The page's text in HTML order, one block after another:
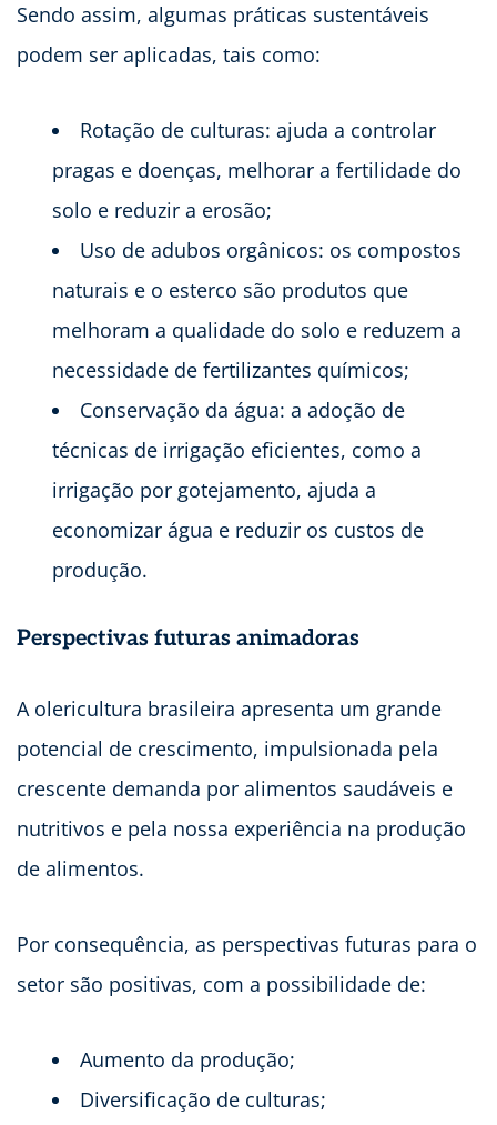
Sendo assim, algumas práticas sustentáveis
podem ser aplicadas, tais como:
Rotação de culturas: ajuda a controlar
pragas e doenças, melhorar a fertilidade do
solo e reduzir a erosão;
Uso de adubos orgânicos: os compostos
naturais e o esterco são produtos que
melhoram a qualidade do solo e reduzem a
necessidade de fertilizantes químicos;
Conservação da água: a adoção de
técnicas de irrigação eficientes, como a
irrigação por gotejamento, ajuda a
economizar água e reduzir os custos de
produção.
Perspectivas futuras animadoras
A olericultura brasileira apresenta um grande
potencial de crescimento, impulsionada pela
crescente demanda por alimentos saudáveis e
nutritivos e pela nossa experiência na produção
de alimentos.
Por consequência, as perspectivas futuras para o
setor são positivas, com a possibilidade de:
Aumento da produção;
Diversificação de culturas;